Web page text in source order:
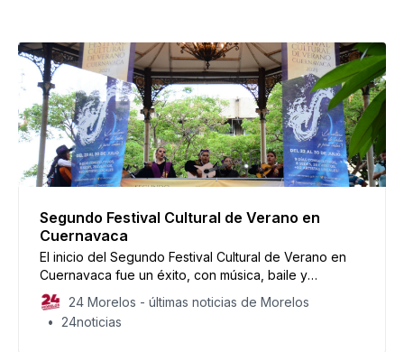
Segundo Festival Cultural de Verano en
Cuernavaca
El inicio del Segundo Festival Cultural de Verano en
Cuernavaca fue un éxito, con música, baile y
actividades gratuitas para todos.
24 Morelos - últimas noticias de Morelos
24noticias